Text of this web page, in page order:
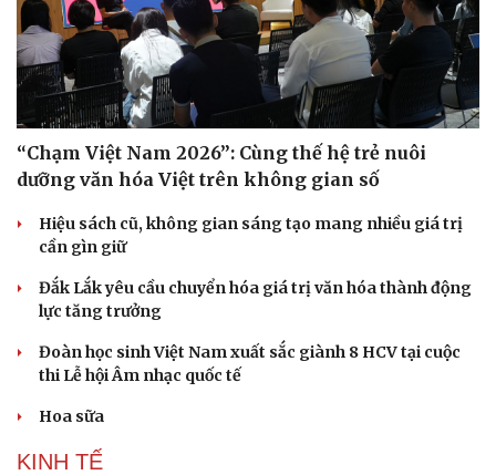
“Chạm Việt Nam 2026”: Cùng thế hệ trẻ nuôi
dưỡng văn hóa Việt trên không gian số
Hiệu sách cũ, không gian sáng tạo mang nhiều giá trị
cần gìn giữ
Đắk Lắk yêu cầu chuyển hóa giá trị văn hóa thành động
lực tăng trưởng
Đoàn học sinh Việt Nam xuất sắc giành 8 HCV tại cuộc
thi Lễ hội Âm nhạc quốc tế
Hoa sữa
KINH TẾ